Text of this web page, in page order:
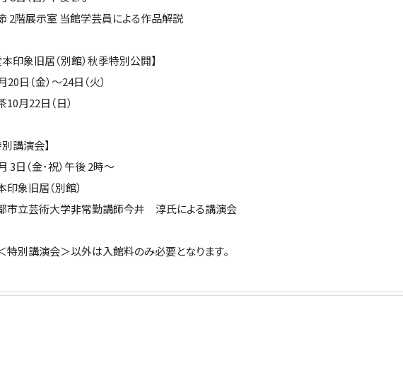
2階展示室 当館学芸員による作品解説
本印象旧居（別館）秋季特別公開】
20日（金）～24日（火）
10月22日（日）
別講演会】
3日（金･祝）午後 2時～
印象旧居（別館）
市立芸術大学非常勤講師今井 淳氏による講演会
特別講演会＞以外は入館料のみ必要となります｡